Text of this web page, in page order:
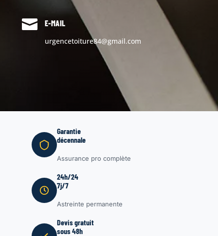

E-MAIL
urgencetoiture84@gmail.com
Garantie
décennale
Assurance pro complète
24h/24
7j/7
Astreinte permanente
Devis gratuit
sous 48h